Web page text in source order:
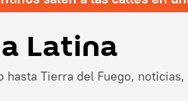
Latina
hasta Tierra del Fuego,